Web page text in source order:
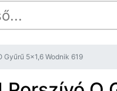
Gyűrű 5x1,6 Wodnik 619